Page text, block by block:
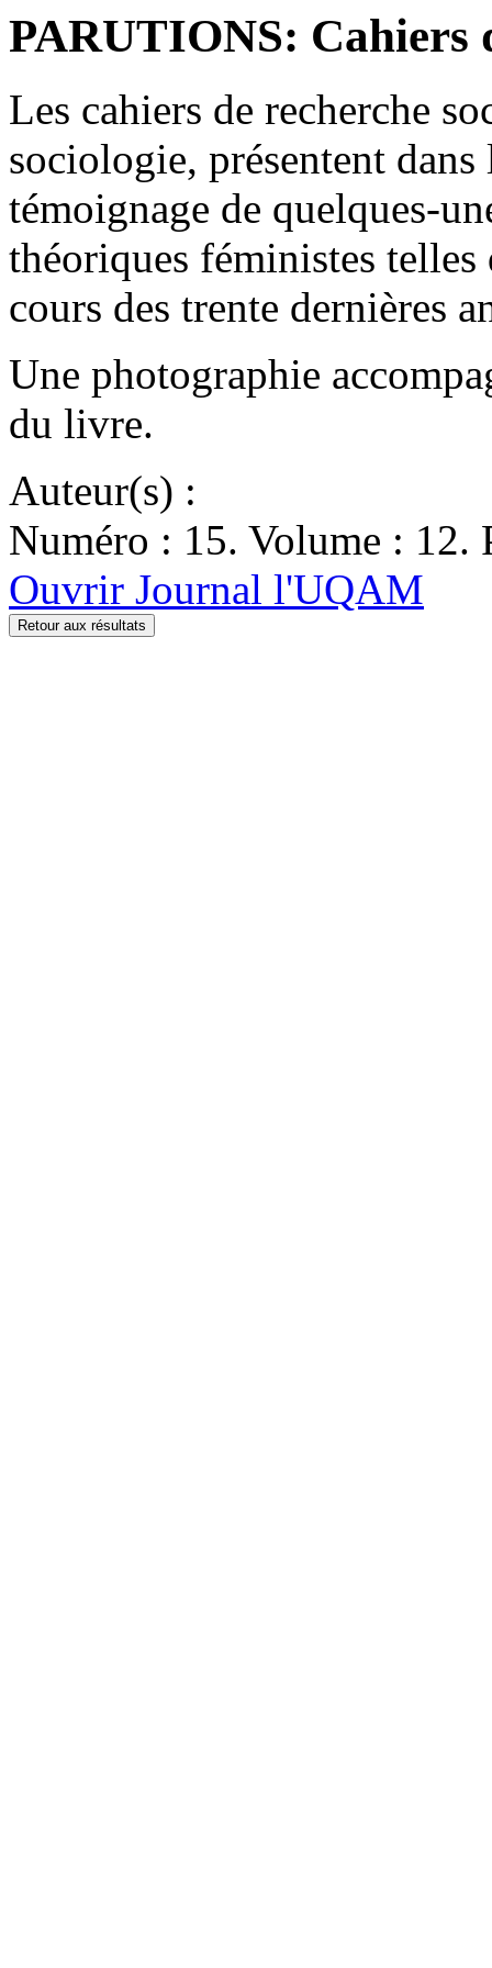
PARUTIONS: Cahiers
Les cahiers de recherche
sociologie, présentent
témoignage de quelques-
théoriques féministes telles
cours des trente dernières
Une photographie
du livre.
Auteur(s) :
Numéro : 15. Volume : 12.
Ouvrir Journal l'UQAM
Retour aux résultats